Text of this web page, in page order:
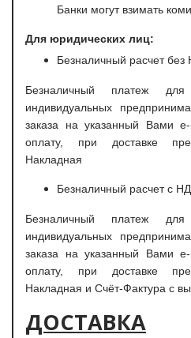
Банки могут взимать
Для юридических лиц:
Безналичный расчет без
Безналичный платеж
индивидуальных
заказа на указанный Вами
оплату, при доставке
Накладная
Безналичный расчет с
Безналичный платеж
индивидуальных
заказа на указанный Вами
оплату, при доставке
Накладная и Счёт-Фактура с
ДОСТАВКА